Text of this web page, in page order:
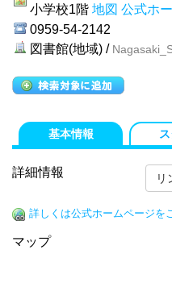
小学校1階 地図 公式ホ
0959-54-2142
図書館(地域) /
基本情報
リ
詳細情報
詳しくは公式ホームページを
マップ